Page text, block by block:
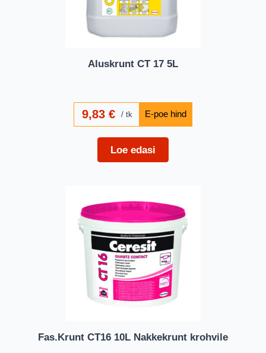
Aluskrunt CT 17 5L
9,83€ tk
Loe edasi
Fas.Krunt CT16 10L Nakkekrunt krohvile